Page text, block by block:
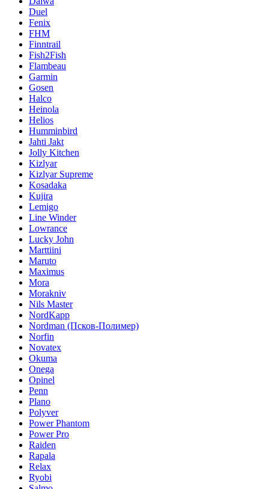
Duel
Fenix
FHM
Finntrail
Fish2Fish
Flambeau
Garmin
Gosen
Halco
Heinola
Helios
Humminbird
Jahti Jakt
Jolly Kitchen
Kizlyar
Kizlyar Supreme
Kosadaka
Kujira
Lemigo
Line Winder
Lowrance
Lucky John
Marttiini
Maruto
Maximus
Mora
Morakniv
Nils Master
NordKapp
Nordman (Псков-Полимер)
Norfin
Novatex
Okuma
Onega
Opinel
Penn
Plano
Polyver
Power Phantom
Power Pro
Raiden
Rapala
Relax
Ryobi